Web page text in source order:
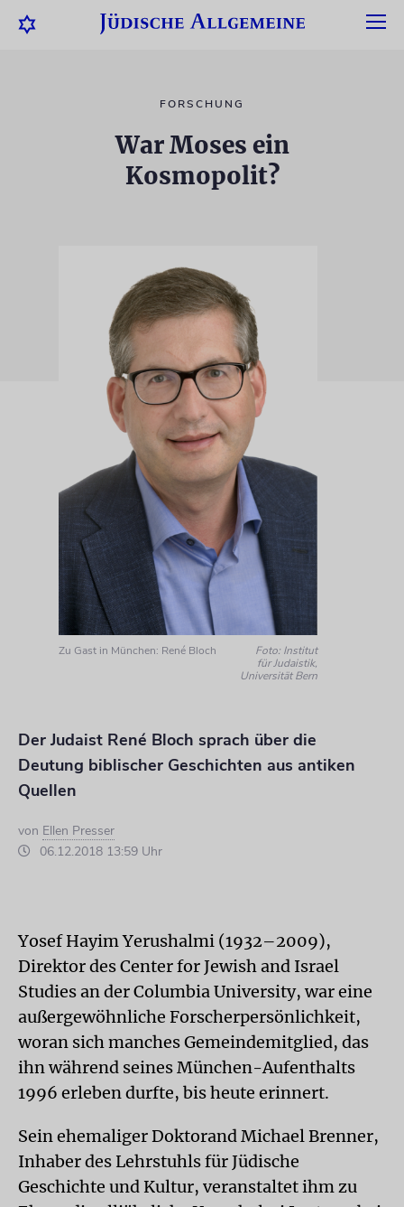
FORSCHUNG
War Moses ein
Kosmopolit?
Zu Gast in München: René Bloch
Foto: Institut
für Judaistik,
Universität Bern
Der Judaist René Bloch sprach über die
Deutung biblischer Geschichten aus antiken
Quellen
von Ellen Presser
06.12.2018 13:59 Uhr
Yosef Hayim Yerushalmi (1932–2009),
Direktor des Center for Jewish and Israel
Studies an der Columbia University, war eine
außergewöhnliche Forscherpersönlichkeit,
woran sich manches Gemeindemitglied, das
ihn während seines München-Aufenthalts
1996 erleben durfte, bis heute erinnert.
Sein ehemaliger Doktorand Michael Brenner,
In­ha­ber des Lehrstuhls für Jüdische
Geschichte und Kultur, veranstaltet ihm zu